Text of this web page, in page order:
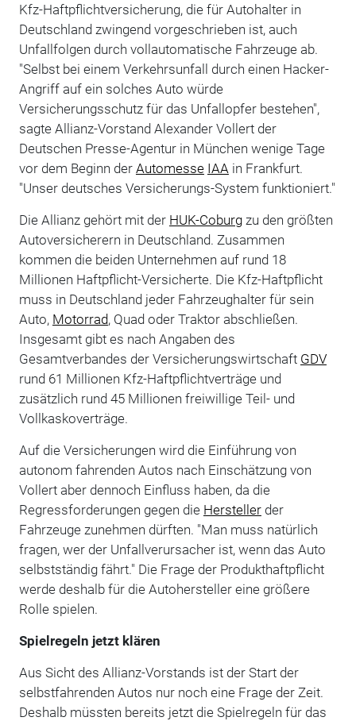
Kfz-Haftpflichtversicherung, die für Autohalter in
Deutschland zwingend vorgeschrieben ist, auch
Unfallfolgen durch vollautomatische Fahrzeuge ab.
"Selbst bei einem Verkehrsunfall durch einen Hacker-
Angriff auf ein solches Auto würde
Versicherungsschutz für das Unfallopfer bestehen",
sagte Allianz-Vorstand Alexander Vollert der
Deutschen Presse-Agentur in München wenige Tage
vor dem Beginn der Automesse IAA in Frankfurt.
"Unser deutsches Versicherungs-System funktioniert."
Die Allianz gehört mit der HUK-Coburgzu den größten
Autoversicherern in Deutschland. Zusammen
kommen die beiden Unternehmen auf rund 18
Millionen Haftpflicht-Versicherte. Die Kfz-Haftpflicht
muss in Deutschland jeder Fahrzeughalter für sein
Auto, Motorrad, Quad oder Traktor abschließen.
Insgesamt gibt es nach Angaben des
Gesamtverbandes der Versicherungswirtschaft GDV
rund 61 Millionen Kfz-Haftpflichtverträge und
zusätzlich rund 45 Millionen freiwillige Teil- und
Vollkaskoverträge.
Auf die Versicherungen wird die Einführung von
autonom fahrenden Autos nach Einschätzung von
Vollert aber dennoch Einfluss haben, da die
Regressforderungen gegen die Herstellerder
Fahrzeuge zunehmen dürften. "Man muss natürlich
fragen, wer der Unfallverursacher ist, wenn das Auto
selbstständig fährt." Die Frage der Produkthaftpflicht
werde deshalb für die Autohersteller eine größere
Rolle spielen.
Spielregeln jetzt klären
Aus Sicht des Allianz-Vorstands ist der Start der
selbstfahrenden Autos nur noch eine Frage der Zeit.
Deshalb müssten bereits jetzt die Spielregeln für das